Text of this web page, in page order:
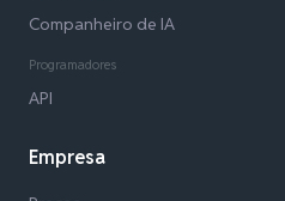
Companheiro de IA
Programadores
API
Empresa